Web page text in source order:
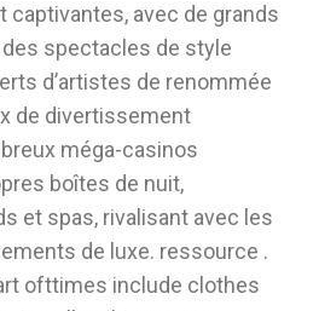
avec de grands
spectacles de style
d’artistes de renommée
de divertissement
méga-casinos
boîtes de nuit,
et spas, rivalisant avec les
de luxe. ressource .
ofttimes include clothes